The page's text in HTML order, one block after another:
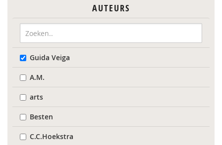
AUTEURS
Guida Veiga
A.M.
arts
Besten
C.C.Hoekstra